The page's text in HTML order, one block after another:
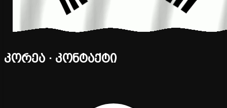
კორეა · კონტაქტი